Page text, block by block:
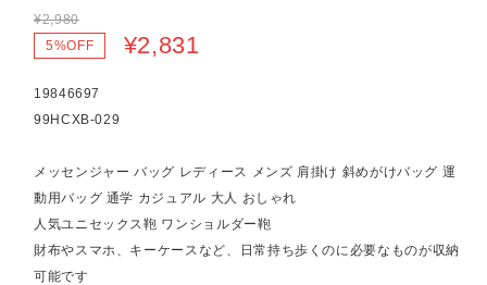
¥2,980
5%OFF
¥2,831
19846697
99HCXB-029
メッセンジャー バッグ レディース メンズ 肩掛け 斜めがけバッグ 運
動用バッグ 通学 カジュアル 大人 おしゃれ
人気ユニセックス鞄 ワンショルダー鞄
財布やスマホ、キーケースなど、日常持ち歩くのに必要なものが収納
可能です